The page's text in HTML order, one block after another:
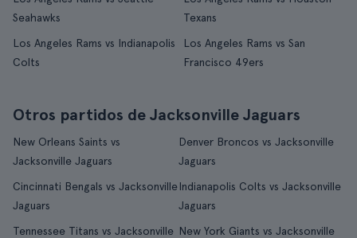
Seahawks
Texans
Los Angeles Rams vs Indianapolis
Colts
Los Angeles Rams vs San
Francisco 49ers
Otros partidos de Jacksonville Jaguars
New Orleans Saints vs
Jacksonville Jaguars
Denver Broncos vs Jacksonville
Jaguars
Cincinnati Bengals vs Jacksonville
Jaguars
Indianapolis Colts vs Jacksonville
Jaguars
Tennessee Titans vs Jacksonville New York Giants vs Jacksonville